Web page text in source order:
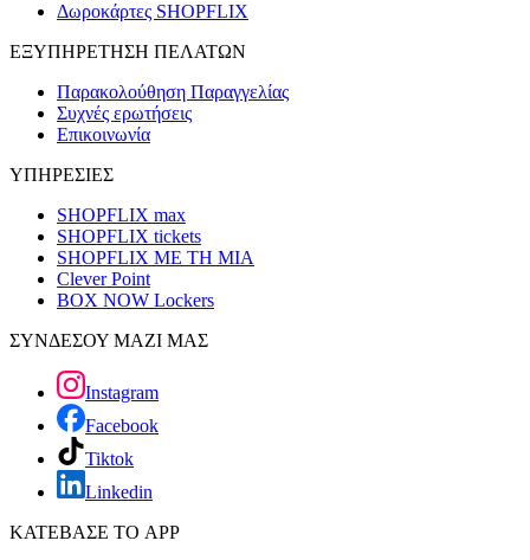
Δωροκάρτες SHOPFLIX
ΕΞΥΠΗΡΕΤΗΣΗ ΠΕΛΑΤΩΝ
Παρακολούθηση Παραγγελίας
Συχνές ερωτήσεις
Επικοινωνία
ΥΠΗΡΕΣΙΕΣ
SHOPFLIX max
SHOPFLIX tickets
SHOPFLIX ΜΕ ΤΗ ΜΙΑ
Clever Point
BOX NOW Lockers
ΣΥΝΔΕΣΟΥ ΜΑΖΙ ΜΑΣ
Instagram
Facebook
Tiktok
Linkedin
ΚΑΤΕΒΑΣΕ ΤΟ APP